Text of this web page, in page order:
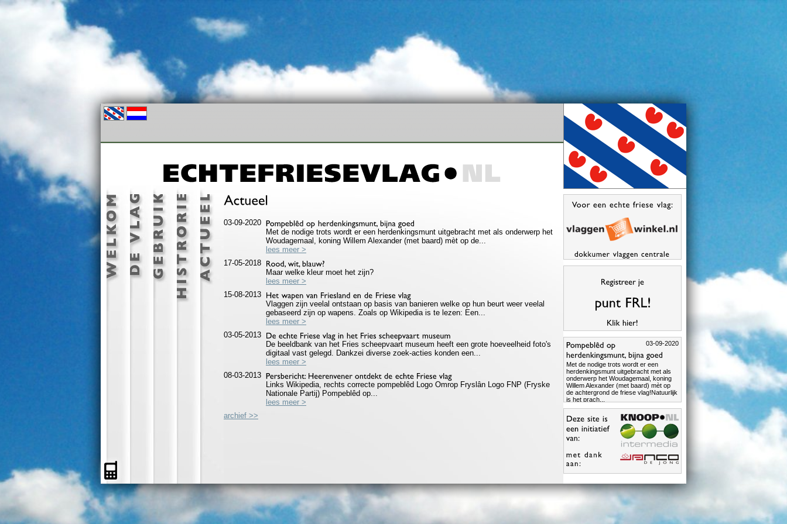
03-09-2020
Met de nodige trots wordt er een herdenkingsmunt uitgebracht met als onderwerp het
Woudagemaal, koning Willem Alexander (met baard) mèt op de...
lees meer >
17-05-2018
Maar welke kleur moet het zijn?
lees meer >
15-08-2013
Vlaggen zijn veelal ontstaan op basis van banieren welke op hun beurt weer veelal
gebaseerd zijn op wapens. Zoals op Wikipedia is te lezen: Een...
lees meer >
03-05-2013
De beeldbank van het Fries scheepvaart museum heeft een grote hoeveelheid foto's
digitaal vast gelegd. Dankzei diverse zoek-acties konden een...
lees meer >
08-03-2013
Links Wikipedia, rechts correcte pompeblêd Logo Omrop Fryslân Logo FNP (Fryske
Nationale Partij) Pompeblêd op...
lees meer >
archief >>
03-09-2020
Met de nodige trots wordt er een
herdenkingsmunt uitgebracht met als
onderwerp het Woudagemaal, koning
Willem Alexander (met baard) mèt op
de achtergrond de friese vlag!Natuurlijk
is het prach...